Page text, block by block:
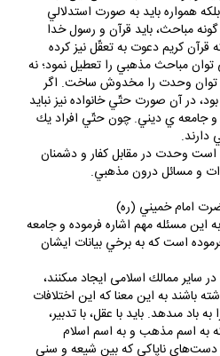
همواره بايد به صورت استدلالي
مباحث، بايد قرآن و رسول خدا
كريم دعوت به تعقّل نيز كرده
مباحث مذهبي را تعطيل نمود؛ نه
توان وحدت را مخدوش ساخت. اگر
در آن صورت حتّي خانواده نيز نبايد
جامعه ي ديني. چون حتّي افراد يك
دارند.
وحدت در مقابل كفار و دشمنان
و مسائل درون مذهبي.
امام خميني (ره)
اين مسئله مهم اشاره فرموده و جامعه
است كه به برخي بيانات ايشان
ساير ممالك اسلامى ايجاد مى‏كنند،
باشند به اين معنا كه اين اختلافات
باد مى‏دهد. بايد با عقل، با تدبير،
به اسم مذهب و به اسم اسلام
دست‌هاى ناپاكى كه بين شيعه و سنى